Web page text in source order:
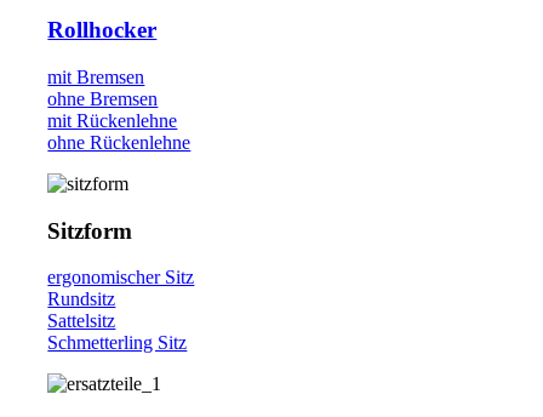
Rollhocker
mit Bremsen
ohne Bremsen
mit Rückenlehne
ohne Rückenlehne
Sitzform
ergonomischer Sitz
Rundsitz
Sattelsitz
Schmetterling Sitz